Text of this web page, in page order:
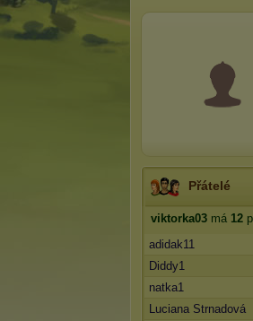
Přátelé
viktorka03 má 12
adidak11
Diddy1
natka1
Luciana Strnadová